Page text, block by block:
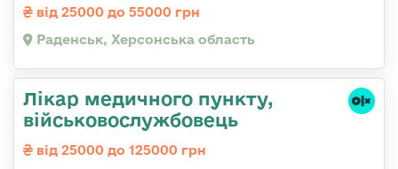
від 25000 до 55000 грн
Раденськ, Херсонська область
Лікар медичного пункту,
військовослужбовець
від 25000 до 125000 грн